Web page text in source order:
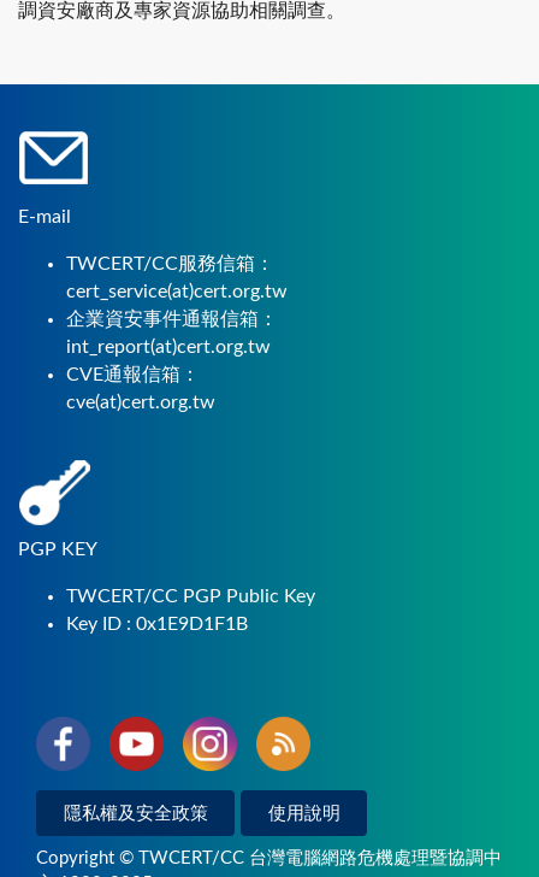
調資安廠商及專家資源協助相關調查。
E-mail
TWCERT/CC服務信箱：
cert_service(at)cert.org.tw
企業資安事件通報信箱：
int_report(at)cert.org.tw
CVE通報信箱：
cve(at)cert.org.tw
PGP KEY
TWCERT/CC PGP Public Key
Key ID : 0x1E9D1F1B
隱私權及安全政策 使用說明
Copyright © TWCERT/CC 台灣電腦網路危機處理暨協調中